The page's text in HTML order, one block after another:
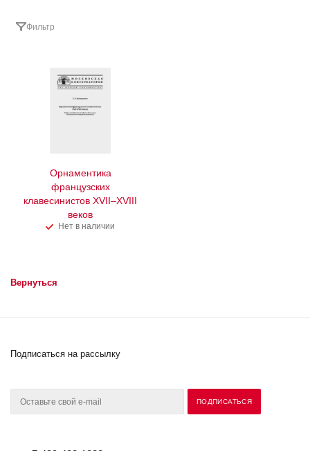
Фильтр
Орнаментика
французских
клавесинистов XVII–XVIII
веков
Нет в наличии
Вернуться
Подписаться на рассылку